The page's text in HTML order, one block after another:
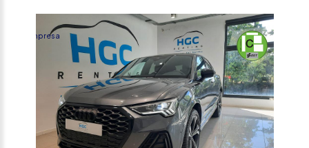
Empresa